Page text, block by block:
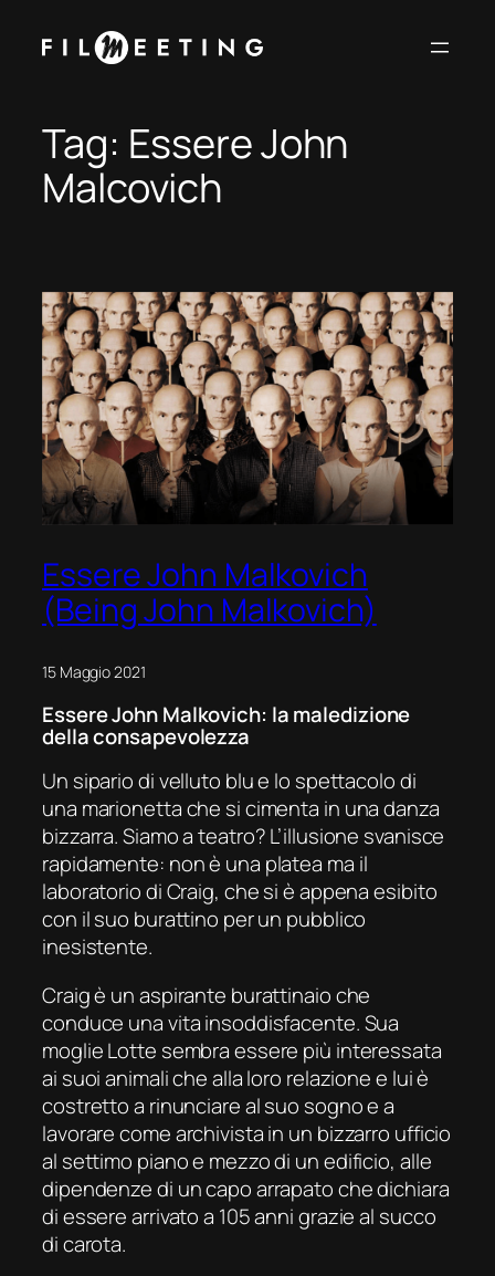
Tag: Essere John
Malcovich
Essere John Malkovich
(Being John Malkovich)
15 Maggio 2021
Essere John Malkovich: la maledizione
della consapevolezza
Un sipario di velluto blu e lo spettacolo di
una marionetta che si cimenta in una danza
bizzarra. Siamo a teatro? L’illusione svanisce
rapidamente: non è una platea ma il
laboratorio di Craig, che si è appena esibito
con il suo burattino per un pubblico
inesistente.
Craig è un aspirante burattinaio che
conduce una vita insoddisfacente. Sua
moglie Lotte sembra essere più interessata
ai suoi animali che alla loro relazione e lui è
costretto a rinunciare al suo sogno e a
lavorare come archivista in un bizzarro ufficio
al settimo piano e mezzo di un edificio, alle
dipendenze di un capo arrapato che dichiara
di essere arrivato a 105 anni grazie al succo
di carota.